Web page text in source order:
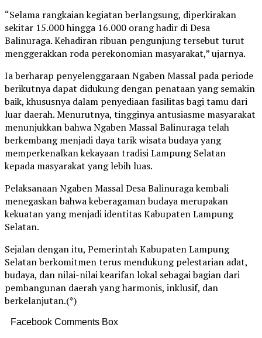
“Selama rangkaian kegiatan berlangsung, diperkirakan
sekitar 15.000 hingga 16.000 orang hadir di Desa
Balinuraga. Kehadiran ribuan pengunjung tersebut turut
menggerakkan roda perekonomian masyarakat,” ujarnya.
Ia berharap penyelenggaraan Ngaben Massal pada periode
berikutnya dapat didukung dengan penataan yang semakin
baik, khususnya dalam penyediaan fasilitas bagi tamu dari
luar daerah. Menurutnya, tingginya antusiasme masyarakat
menunjukkan bahwa Ngaben Massal Balinuraga telah
berkembang menjadi daya tarik wisata budaya yang
memperkenalkan kekayaan tradisi Lampung Selatan
kepada masyarakat yang lebih luas.
Pelaksanaan Ngaben Massal Desa Balinuraga kembali
menegaskan bahwa keberagaman budaya merupakan
kekuatan yang menjadi identitas Kabupaten Lampung
Selatan.
Sejalan dengan itu, Pemerintah Kabupaten Lampung
Selatan berkomitmen terus mendukung pelestarian adat,
budaya, dan nilai-nilai kearifan lokal sebagai bagian dari
pembangunan daerah yang harmonis, inklusif, dan
berkelanjutan.(*)
Facebook Comments Box